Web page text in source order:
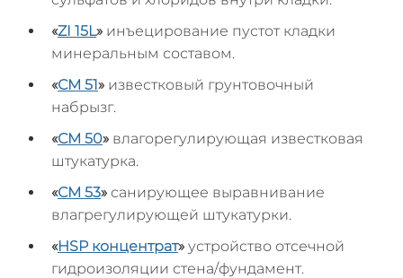
«ZI 15L» инъецирование пустот кладки
минеральным составом.
«СМ 51» известковый грунтовочный
набрызг.
«СМ 50» влагорегулирующая известковая
штукатурка.
«СМ 53» санирующее выравнивание
влагрегулирующей штукатурки.
«HSPконцентрат» устройство отсечной
гидроизоляции стена/фундамент.